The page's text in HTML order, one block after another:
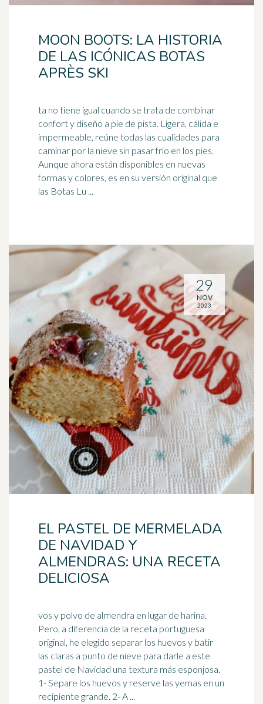
MOON BOOTS: LA HISTORIA
DE LAS ICÓNICAS BOTAS
APRÈS SKI
ta no tiene igual cuando se trata de combinar
confort y diseño a pie de pista. Ligera, cálida e
impermeable, reúne todas las cualidades para
caminar por la nieve sin pasar frío en los pies.
Aunque ahora están disponibles en nuevas
formas y colores, es en su versión original que
las Botas Lu ...
EL PASTEL DE MERMELADA
DE NAVIDAD Y
ALMENDRAS: UNA RECETA
DELICIOSA
vos y polvo de almendra en lugar de harina.
Pero, a diferencia de la receta portuguesa
original, he elegido separar los huevos y batir
las claras a punto de nieve para darle a este
pastel de Navidad una textura más esponjosa.
1- Separe los huevos y reserve las yemas en un
recipiente grande. 2- A ...
29
NOV
2023